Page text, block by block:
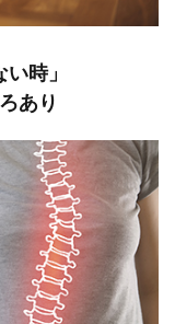
時」
あり